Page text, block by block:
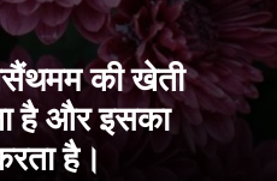
की खेती
है और इसका
है।